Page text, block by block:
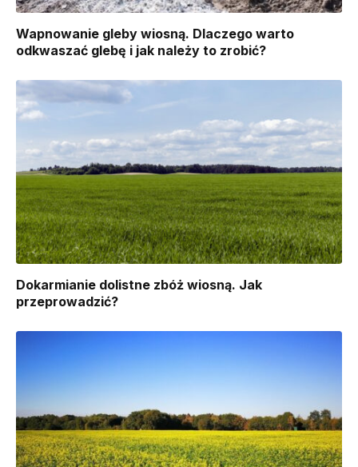
Wapnowanie gleby wiosną. Dlaczego warto
odkwaszać glebę i jak należy to zrobić?
Dokarmianie dolistne zbóż wiosną. Jak
przeprowadzić?